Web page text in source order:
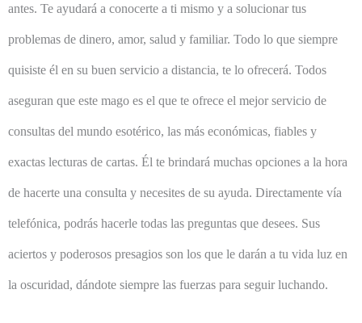
antes. Te ayudará a conocerte a ti mismo y a solucionar tus
problemas de dinero, amor, salud y familiar. Todo lo que siempre
quisiste él en su buen servicio a distancia, te lo ofrecerá. Todos
aseguran que este mago es el que te ofrece el mejor servicio de
consultas del mundo esotérico, las más económicas, fiables y
exactas lecturas de cartas. Él te brindará muchas opciones a la hora
de hacerte una consulta y necesites de su ayuda. Directamente vía
telefónica, podrás hacerle todas las preguntas que desees. Sus
aciertos y poderosos presagios son los que le darán a tu vida luz en
la oscuridad, dándote siempre las fuerzas para seguir luchando.